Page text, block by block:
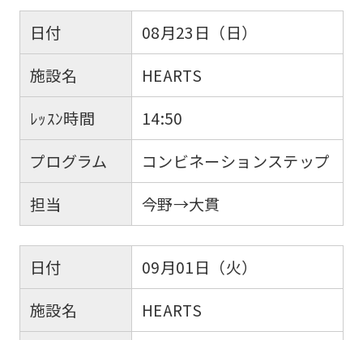
日付
08月23日（日）
施設名
HEARTS
ﾚｯｽﾝ時間
14:50
プログラム
コンビネーションステップ
担当
今野→大貫
日付
09月01日（火）
施設名
HEARTS